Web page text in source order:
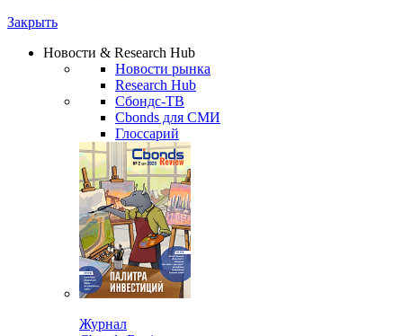
Закрыть
Новости & Research Hub
Новости рынка
Research Hub
Сбондс-ТВ
Cbonds для СМИ
Глоссарий
Журнал